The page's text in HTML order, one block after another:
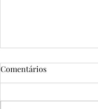
Comentários